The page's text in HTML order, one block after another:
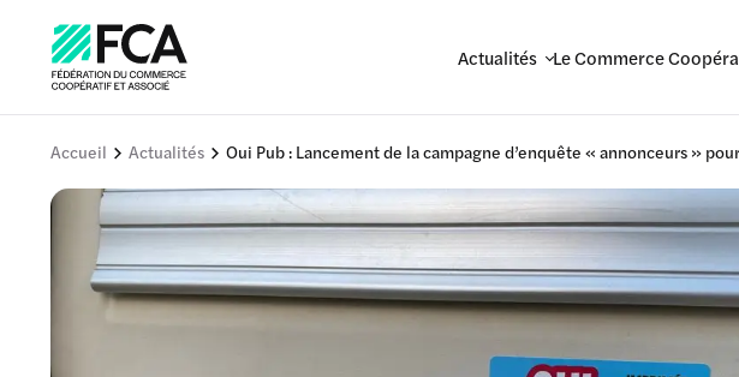
Actualités Le Commerce
Accueil Actualités Oui Pub : Lancement de la campagne d’enquête « annonceurs »